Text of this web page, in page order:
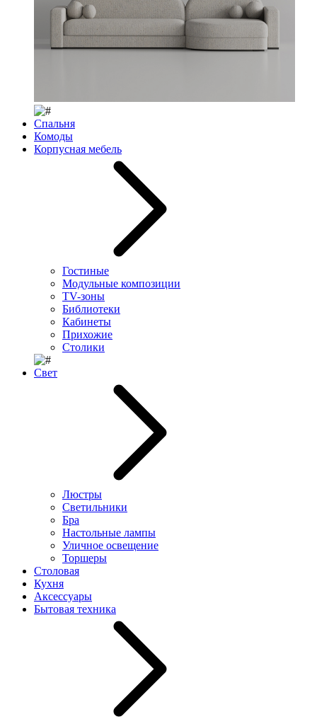
Спальня
Комоды
Корпусная мебель
Гостиные
Модульные композиции
TV-зоны
Библиотеки
Кабинеты
Прихожие
Столики
Свет
Люстры
Светильники
Бра
Настольные лампы
Уличное освещение
Торшеры
Столовая
Кухня
Аксессуары
Бытовая техника